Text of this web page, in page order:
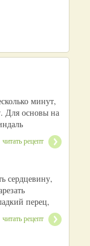
минут,
Для основы на
читать рецепт
сердцевину,
перец,
читать рецепт